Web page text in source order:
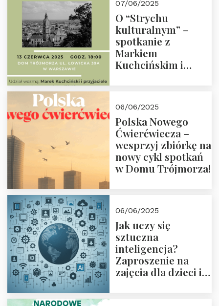
07/06/2025
O “Strychu
kulturalnym” –
spotkanie z
Markiem
Kuchcińskim i
18:00
06/06/2025
Polska Nowego
Ćwierćwiecza –
wesprzyj zbiórkę na
nowy cykl spotkań
w Domu Trójmorza!
06/06/2025
Jak uczy się
sztuczna
inteligencja?
Zaproszenie na
zajęcia dla dzieci i